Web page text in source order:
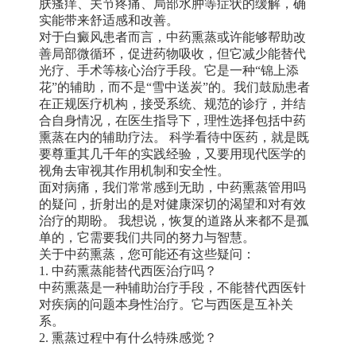
肤瘙痒、关节疼痛、局部水肿等症状的缓解，确
实能带来舒适感和改善。
对于白癜风患者而言，中药熏蒸或许能够帮助改
善局部微循环，促进药物吸收，但它减少能替代
光疗、手术等核心治疗手段。它是一种“锦上添
花”的辅助，而不是“雪中送炭”的。我们鼓励患者
在正规医疗机构，接受系统、规范的诊疗，并结
合自身情况，在医生指导下，理性选择包括中药
熏蒸在内的辅助疗法。 科学看待中医药，就是既
要尊重其几千年的实践经验，又要用现代医学的
视角去审视其作用机制和安全性。
面对病痛，我们常常感到无助，中药熏蒸管用吗
的疑问，折射出的是对健康深切的渴望和对有效
治疗的期盼。 我想说，恢复的道路从来都不是孤
单的，它需要我们共同的努力与智慧。
关于中药熏蒸，您可能还有这些疑问：
1. 中药熏蒸能替代西医治疗吗？
中药熏蒸是一种辅助治疗手段，不能替代西医针
对疾病的问题本身性治疗。它与西医是互补关
系。
2. 熏蒸过程中有什么特殊感觉？